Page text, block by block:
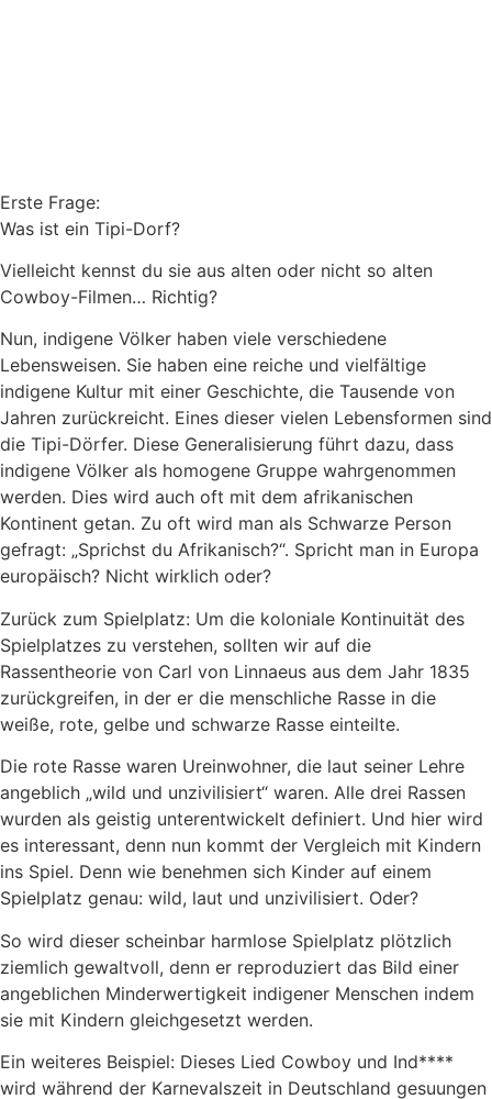
Erste Frage:
Was ist ein Tipi-Dorf?
Vielleicht kennst du sie aus alten oder nicht so alten
Cowboy-Filmen… Richtig?
Nun, indigene Völker haben viele verschiedene
Lebensweisen. Sie haben eine reiche und vielfältige
indigene Kultur mit einer Geschichte, die Tausende von
Jahren zurückreicht. Eines dieser vielen Lebensformen sind
die Tipi-Dörfer. Diese Generalisierung führt dazu, dass
indigene Völker als homogene Gruppe wahrgenommen
werden. Dies wird auch oft mit dem afrikanischen
Kontinent getan. Zu oft wird man als Schwarze Person
gefragt: „Sprichst du Afrikanisch?“. Spricht man in Europa
europäisch? Nicht wirklich oder?
Zurück zum Spielplatz: Um die koloniale Kontinuität des
Spielplatzes zu verstehen, sollten wir auf die
Rassentheorie von Carl von Linnaeus aus dem Jahr 1835
zurückgreifen, in der er die menschliche Rasse in die
weiße, rote, gelbe und schwarze Rasse einteilte.
Die rote Rasse waren Ureinwohner, die laut seiner Lehre
angeblich „wild und unzivilisiert“ waren. Alle drei Rassen
wurden als geistig unterentwickelt definiert. Und hier wird
es interessant, denn nun kommt der Vergleich mit Kindern
ins Spiel. Denn wie benehmen sich Kinder auf einem
Spielplatz genau: wild, laut und unzivilisiert. Oder?
So wird dieser scheinbar harmlose Spielplatz plötzlich
ziemlich gewaltvoll, denn er reproduziert das Bild einer
angeblichen Minderwertigkeit indigener Menschen indem
sie mit Kindern gleichgesetzt werden.
Ein weiteres Beispiel: Dieses Lied Cowboy und Ind****
wird während der Karnevalszeit in Deutschland gesuungen